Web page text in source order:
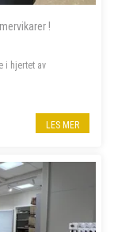
!
i hjertet av
i
nedenfor.
LES MER